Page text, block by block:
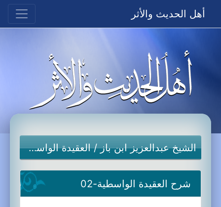
أهل الحديث والأثر
الشيخ عبدالعزيز ابن باز/العقيدة الواسطية
شرح العقيدة الواسطية-02